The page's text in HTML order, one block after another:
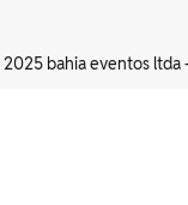
bahia eventos ltda